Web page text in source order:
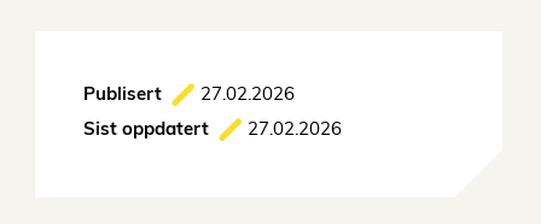
Publisert
27.02.2026
Sist oppdatert
27.02.2026